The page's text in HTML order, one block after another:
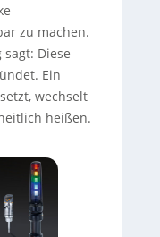
zu machen.
Diese
Ein
wechselt
heißen.